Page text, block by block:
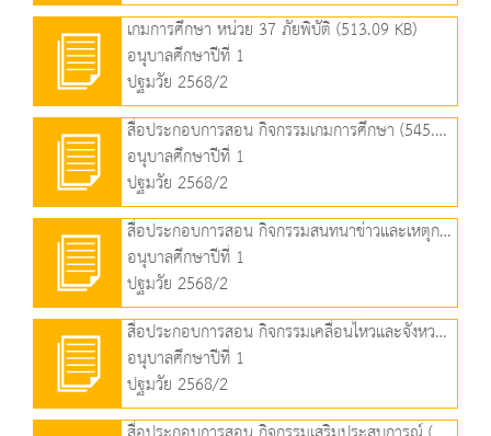
เกมการศึกษา หน่วย 37 ภัยพิบัติ (513.09 KB)
อนุบาลศึกษาปีที่ 1
ปฐมวัย 2568/2
สื่อประกอบการสอน กิจกรรมเกมการศึกษา (545.12 KB)
อนุบาลศึกษาปีที่ 1
ปฐมวัย 2568/2
สื่อประกอบการสอน กิจกรรมสนทนาข่าวและเหตุการณ์ (662.88 KB)
อนุบาลศึกษาปีที่ 1
ปฐมวัย 2568/2
สื่อประกอบการสอน กิจกรรมเคลื่อนไหวและจังหวะ (601.28 KB)
อนุบาลศึกษาปีที่ 1
ปฐมวัย 2568/2